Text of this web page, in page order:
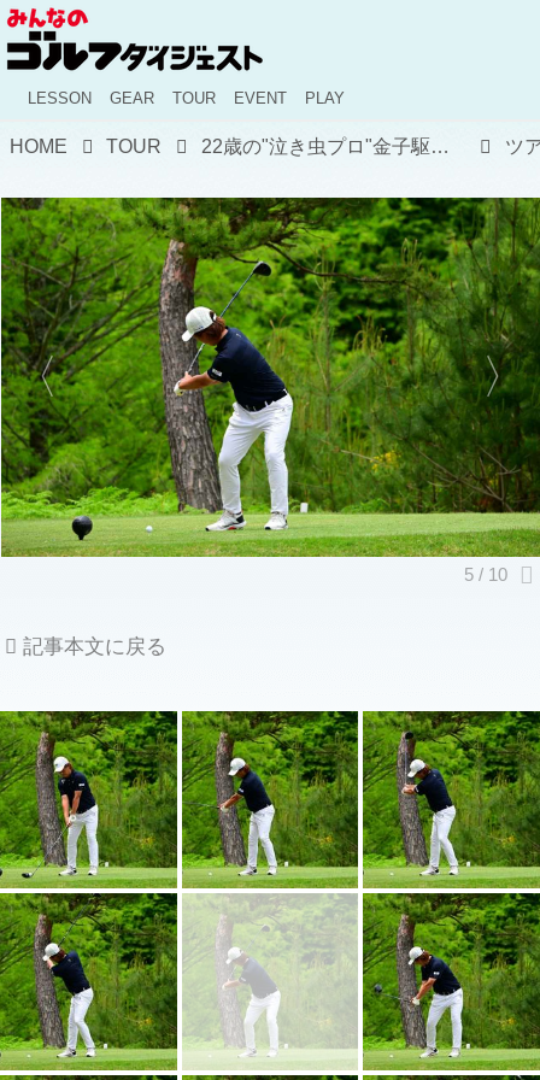
LESSON GEAR TOUR EVENT PLAY
HOME TOUR 22歳の"泣き虫プロ"金子駆大がツアー初優勝! 「僕も早く海外に行きたい」翌19日は全米オープン出場権をかけた予選会に出場【関西オープン】
記事本文に戻る